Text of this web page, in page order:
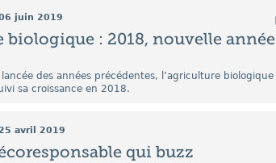
juin 2019
biologique : 2018, nouvelle année
des années précédentes, l’agriculture biologique
sa croissance en 2018.
avril 2019
qui buzz